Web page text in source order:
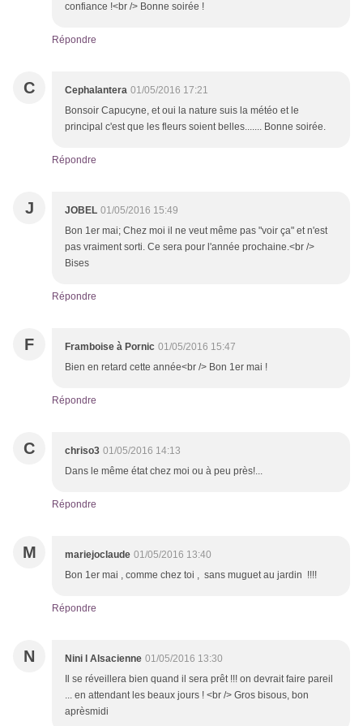
confiance !<br /> Bonne soirée !
Répondre
C Cephalantera 01/05/2016 17:21
Bonsoir Capucyne, et oui la nature suis la météo et le
principal c'est que les fleurs soient belles....... Bonne soirée.
Répondre
J JOBEL 01/05/2016 15:49
Bon 1er mai; Chez moi il ne veut même pas "voir ça" et n'est
pas vraiment sorti. Ce sera pour l'année prochaine.<br />
Bises
Répondre
F Framboise à Pornic 01/05/2016 15:47
Bien en retard cette année<br /> Bon 1er mai !
Répondre
C chriso3 01/05/2016 14:13
Dans le même état chez moi ou à peu près!...
Répondre
M mariejoclaude 01/05/2016 13:40
Bon 1er mai , comme chez toi , sans muguet au jardin !!!!
Répondre
N Nini l Alsacienne 01/05/2016 13:30
Il se réveillera bien quand il sera prêt !!! on devrait faire pareil
... en attendant les beaux jours ! <br /> Gros bisous, bon
aprèsmidi